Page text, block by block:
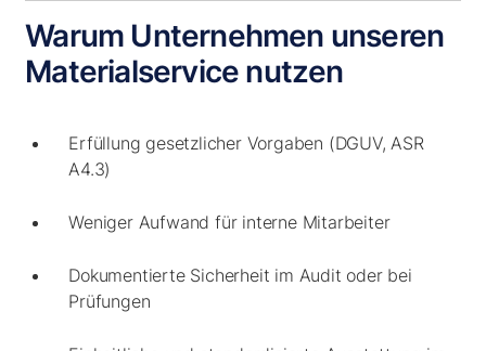
Warum Unternehmen unseren
Materialservice nutzen
Erfüllung gesetzlicher Vorgaben (DGUV, ASR
A4.3)
Weniger Aufwand für interne Mitarbeiter
Dokumentierte Sicherheit im Audit oder bei
Prüfungen